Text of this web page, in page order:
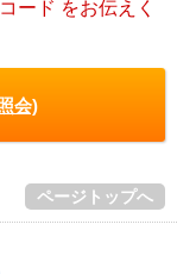
ード をお伝えく
会)
ページトップへ